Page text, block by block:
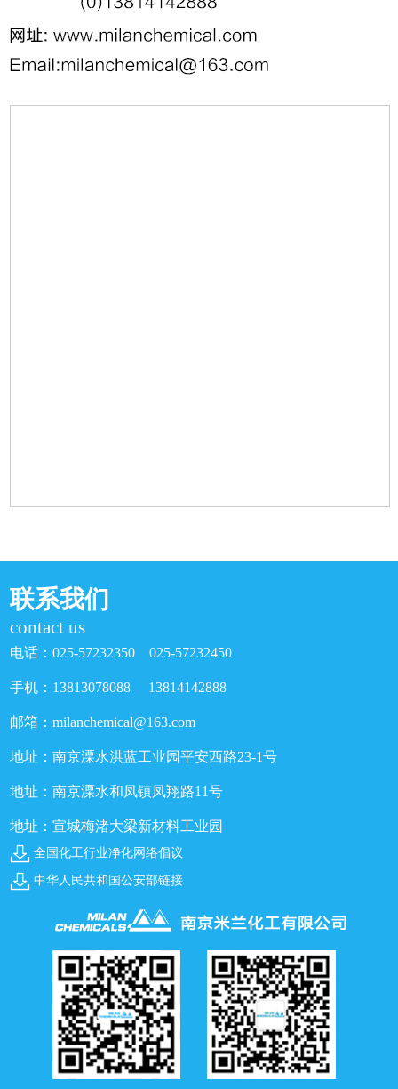
联系我们
contact us
电话：025-57232350 025-57232450
手机：13813078088 13814142888
邮箱：milanchemical@163.com
地址：南京溧水洪蓝工业园平安西路23-1号
地址：南京溧水和凤镇凤翔路11号
地址：宣城梅渚大梁新材料工业园
全国化工行业净化网络倡议
中华人民共和国公安部链接